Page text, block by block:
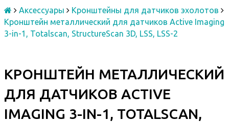
Аксессуары
Кронштейны для датчиков эхолотов
Кронштейн металлический для датчиков Active Imaging
3-in-1, Totalscan, StructureScan 3D, LSS, LSS-2
КРОНШТЕЙН МЕТАЛЛИЧЕСКИЙ
ДЛЯ ДАТЧИКОВ ACTIVE
IMAGING 3-IN-1, TOTALSCAN,